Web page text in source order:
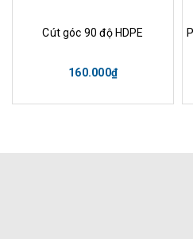
Cút góc 90 độ HDPE
160.000₫